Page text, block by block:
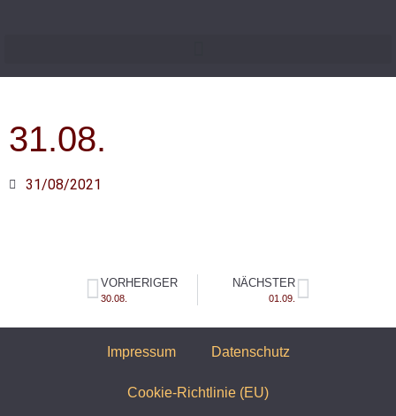
31.08.
31/08/2021
VORHERIGER
30.08.
NÄCHSTER
01.09.
Impressum Datenschutz
Cookie-Richtlinie (EU)